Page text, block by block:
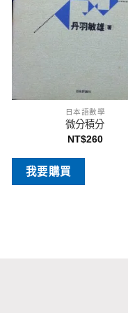
日本語數學
微分積分
NT$260
我要購買